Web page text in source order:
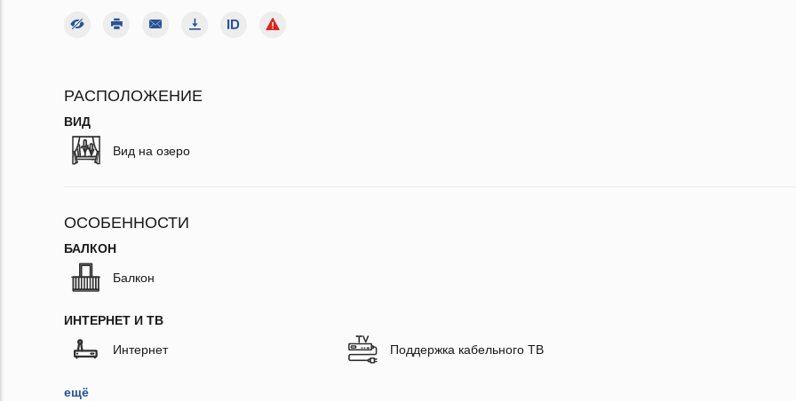
РАСПОЛОЖЕНИЕ
ВИД
Вид на озеро
ОСОБЕННОСТИ
БАЛКОН
Балкон
ИНТЕРНЕТ И ТВ
Интернет Поддержка кабельного ТВ
ещё